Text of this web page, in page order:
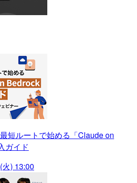
短ルートで始める「Claude on
ガイド
) 13:00